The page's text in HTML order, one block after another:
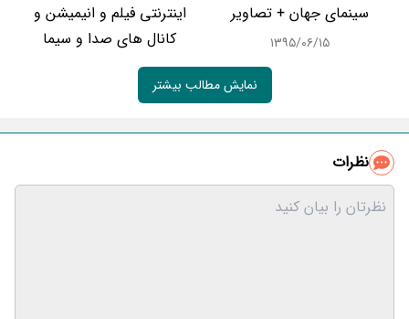
سینمای جهان + تصاویر
۱۳۹۵/۰۶/۱۵
اینترنتی فیلم و انیمیشن و
کانال های صدا و سیما
نمایش مطالب بیشتر
نظرات